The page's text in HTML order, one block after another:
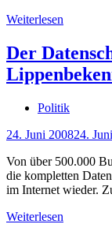
Weiterlesen
Der
Politik
24. Juni 200824.
Von über 500.000
die kompletten
im Internet wieder.
Weiterlesen